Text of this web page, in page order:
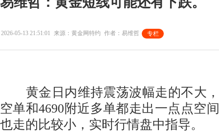
2026-05-13 21:51:01 来源：黄金网特约 作者：易维哲 专栏
专栏
黄金日内维持震荡波幅走的不大，
空单和4690附近多单都走出一点点空
也走的比较小，实时行情盘中指导。